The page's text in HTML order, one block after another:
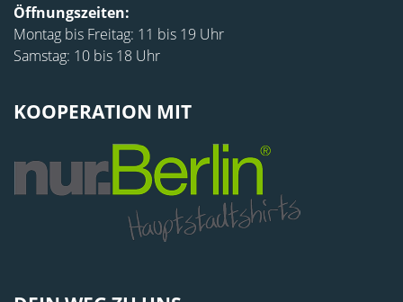
Öffnungszeiten:
Montag bis Freitag: 11 bis 19 Uhr
Samstag: 10 bis 18 Uhr
KOOPERATION MIT